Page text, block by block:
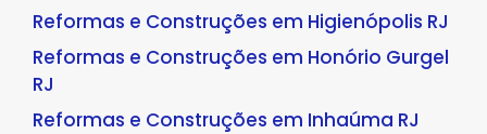
Reformas e Construções em Higienópolis RJ
Reformas e Construções em Honório Gurgel
RJ
Reformas e Construções em Inhaúma RJ